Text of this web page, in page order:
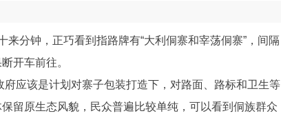
分钟，正巧看到指路牌有“大利侗寨和宰荡侗寨”，间隔
开车前往。
应该是计划对寨子包装打造下，对路面、路标和卫生等
留原生态风貌，民众普遍比较单纯，可以看到侗族群众